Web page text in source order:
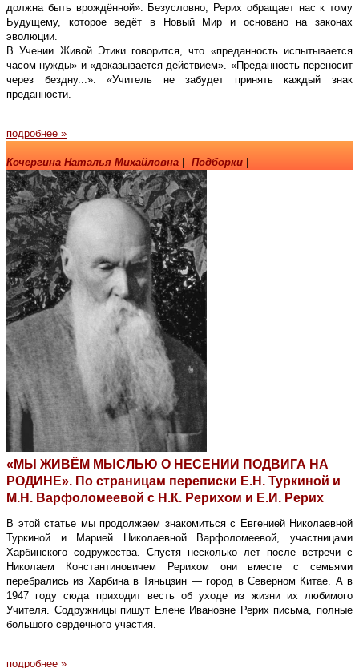
должна быть врождённой». Безусловно, Рерих обращает нас к тому
Будущему, которое ведёт в Новый Мир и основано на законах
эволюции.
В Учении Живой Этики говорится, что «преданность испытывается
часом нужды» и «доказывается действием». «Преданность переносит
через бездну...». «Учитель не забудет принять каждый знак
преданности.
подробнее »
Кочергина Наталья Михайловна Подборки
«МЫ ЖИВЁМ МЫСЛЬЮ О НЕСЕНИИ ПОДВИГА НА
РОДИНЕ». По страницам переписки Е.Н. Туркиной и
М.Н. Варфоломеевой с Н.К. Рерихом и Е.И. Рерих
В этой статье мы продолжаем знакомиться с Евгенией Николаевной
Туркиной и Марией Николаевной Варфоломеевой, участницами
Харбинского содружества. Спустя несколько лет после встречи с
Николаем Константиновичем Рерихом они вместе с семьями
перебрались из Харбина в Тяньцзин — город в Северном Китае. А в
1947 году сюда приходит весть об уходе из жизни их любимого
Учителя. Содружницы пишут Елене Ивановне Рерих письма, полные
большого сердечного участия.
подробнее »